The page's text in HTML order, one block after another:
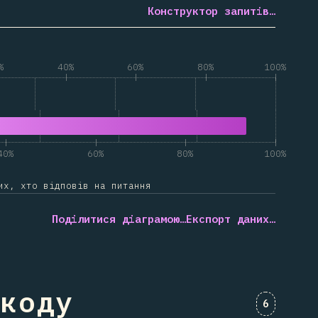
Конструктор запитів…
40% 60% 80% 100%
ключу "TanStack Router"
60% 80% 100%
хто відповів на питання
Поділитися діаграмою…Експорт даних…
6